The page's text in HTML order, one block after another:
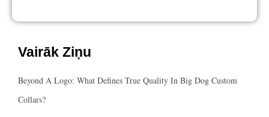
Vairāk Ziņu
Beyond A Logo: What Defines True Quality In Big Dog Custom
Collars?